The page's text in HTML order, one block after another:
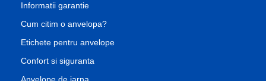
Informatii garantie
Cum citim o anvelopa?
Etichete pentru anvelope
Confort si siguranta